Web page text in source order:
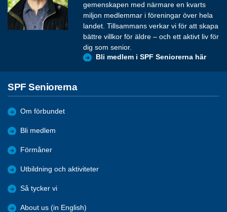
gemenskapen med närmare en kvarts
miljon medlemmar i föreningar över hela
landet. Tillsammans verkar vi för att skapa
bättre villkor för äldre – och ett aktivt liv för
dig som senior.
Bli medlem i SPF Seniorerna här
SPF Seniorerna
Om förbundet
Bli medlem
Förmåner
Utbildning och aktiviteter
Så tycker vi
About us (in English)